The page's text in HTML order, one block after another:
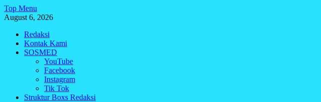
Skip
to
Top Menu
August 6, 2026
Redaksi
Kontak Kami
SOSMED
YouTube
Facebook
Instagram
Tik Tok
Struktur Boxs Redaksi